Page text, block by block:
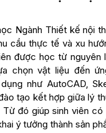
Ngành Thiết kế nội
cầu thực tế và xu
được học từ
chọn vật liệu đến
như AutoCAD,
tạo kết hợp giữa lý
đó giúp sinh viên
ý tưởng thành sản